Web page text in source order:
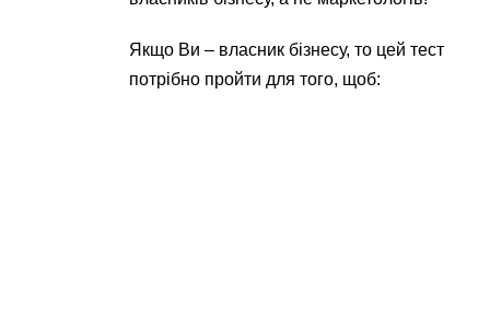
Якщо Ви – власник бізнесу, то цей тест
потрібно пройти для того, щоб: